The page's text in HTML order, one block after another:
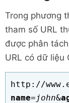
Trong phương
tham số URL
được phân
URL có dữ liệu
http://
name= john&